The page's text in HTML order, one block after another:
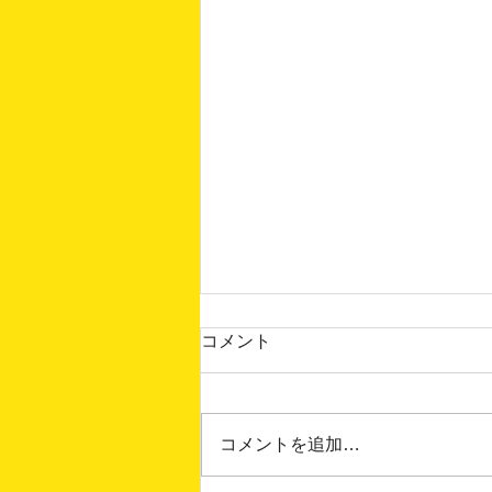
コメント
コメントを追加…